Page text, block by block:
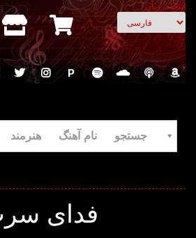
انتخاب زبان
P
جستجو نام آهنگ هنرمند
فدای